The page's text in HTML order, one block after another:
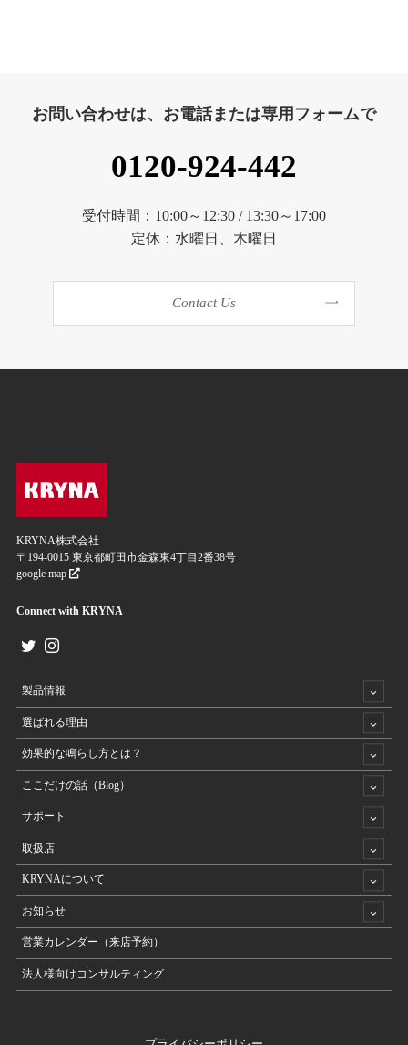
お問い合わせは、お電話または専用フォームで
0120-924-442
受付時間：10:00～12:30 / 13:30～17:00
定休：水曜日、木曜日
Contact Us
KRYNA株式会社
〒194-0015 東京都町田市金森東4丁目2番38号
google map
Connect with KRYNA
製品情報
選ばれる理由
効果的な鳴らし方とは？
ここだけの話（Blog）
サポート
取扱店
KRYNAについて
お知らせ
営業カレンダー（来店予約）
法人様向けコンサルティング